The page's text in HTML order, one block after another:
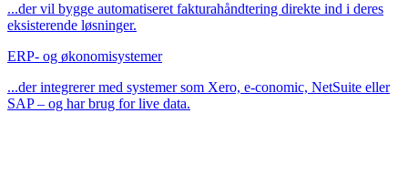
...der vil bygge automatiseret fakturahåndtering direkte ind i deres
eksisterende løsninger.
ERP- og økonomisystemer
...der integrerer med systemer som Xero, e-conomic, NetSuite eller
SAP – og har brug for live data.